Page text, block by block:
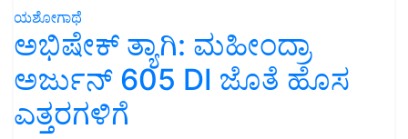
ಯಶೋಗಾಥೆ
ಅಭಿಷೇಕ್ ತ್ಯಾಗಿ: ಮಹೀಂದ್ರಾ
ಅರ್ಜುನ್ 605 DI ಜೊತೆ ಹೊಸ
ಎತ್ತರಗಳಿಗೆ